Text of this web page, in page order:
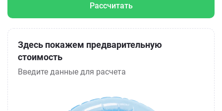
Рассчитать
Здесь покажем предварительную
стоимость
Введите данные для расчета